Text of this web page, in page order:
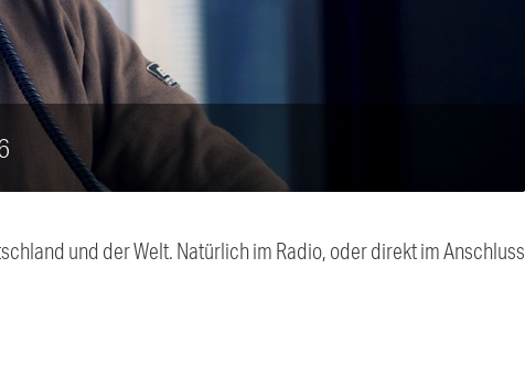
und der Welt. Natürlich im Radio, oder direkt im Anschluss